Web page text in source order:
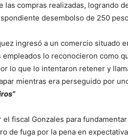
las compras realizadas, logrando
desembolso de 250
ingresó a un comercio situado
lo reconocieron como
lo que lo intentaron retener y
mientras era perseguido por
fiscal Gonzales para
de fuga por la pena en